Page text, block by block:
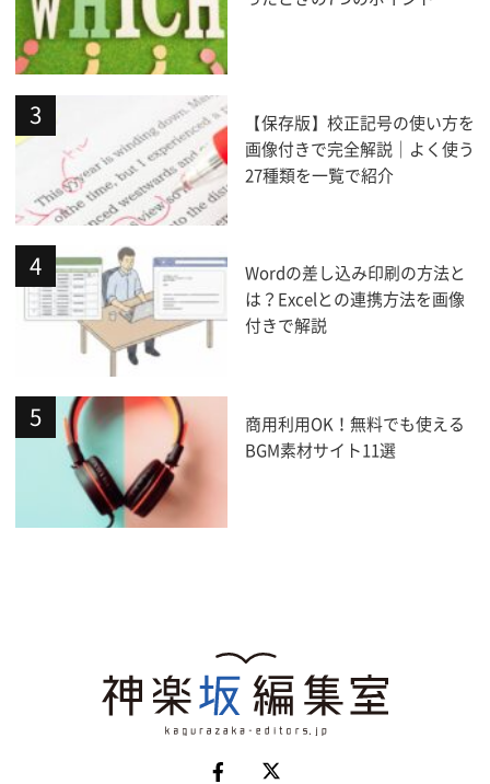
【保存版】校正記号の使い方を
画像付きで完全解説｜よく使う
27種類を一覧で紹介
Wordの差し込み印刷の方法と
は？Excelとの連携方法を画像
付きで解説
商用利用OK！無料でも使える
BGM素材サイト11選